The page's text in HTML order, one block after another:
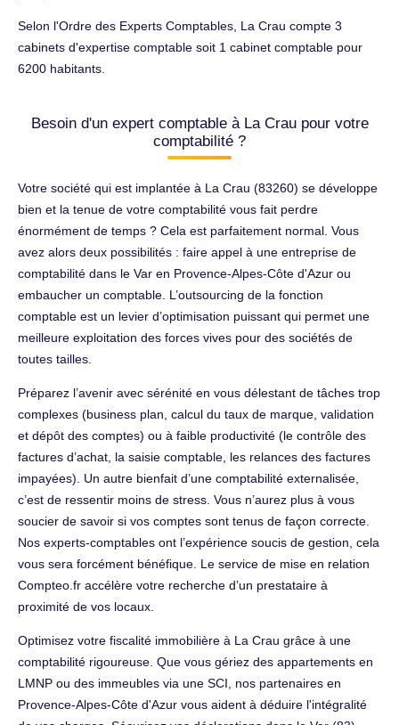
Selon l'Ordre des Experts Comptables, La Crau compte 3
cabinets d'expertise comptable soit 1 cabinet comptable pour
6200 habitants.
Besoin d'un expert comptable à La Crau pour votre
comptabilité ?
Votre société qui est implantée à La Crau (83260) se développe
bien et la tenue de votre comptabilité vous fait perdre
énormément de temps ? Cela est parfaitement normal. Vous
avez alors deux possibilités : faire appel à une entreprise de
comptabilité dans le Var en Provence-Alpes-Côte d'Azur ou
embaucher un comptable. L’outsourcing de la fonction
comptable est un levier d’optimisation puissant qui permet une
meilleure exploitation des forces vives pour des sociétés de
toutes tailles.
Préparez l’avenir avec sérénité en vous délestant de tâches trop
complexes (business plan, calcul du taux de marque, validation
et dépôt des comptes) ou à faible productivité (le contrôle des
factures d’achat, la saisie comptable, les relances des factures
impayées). Un autre bienfait d’une comptabilité externalisée,
c’est de ressentir moins de stress. Vous n’aurez plus à vous
soucier de savoir si vos comptes sont tenus de façon correcte.
Nos experts-comptables ont l’expérience soucis de gestion, cela
vous sera forcément bénéfique. Le service de mise en relation
Compteo.fr accélère votre recherche d’un prestataire à
proximité de vos locaux.
Optimisez votre fiscalité immobilière à La Crau grâce à une
comptabilité rigoureuse. Que vous gériez des appartements en
LMNP ou des immeubles via une SCI, nos partenaires en
Provence-Alpes-Côte d'Azur vous aident à déduire l'intégralité